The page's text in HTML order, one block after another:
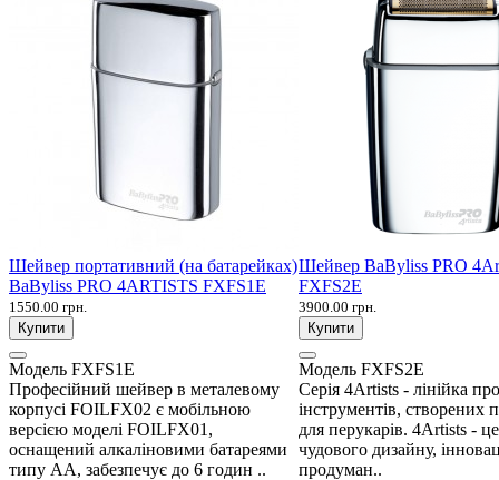
Шейвер портативний (на батарейках)
BaByliss PRO 4ARTISTS FXFS1E
1550.00 грн.
Купити
Модель FXFS1E
Професійний шейвер в металевому
корпусі FOILFX02 є мобільною
версією моделі FOILFX01,
оснащений алкаліновими батареями
типу АА, забезпечує до 6 годин ..
Шейвер BaByliss PRO
FXFS2E
3900.00 грн.
Купити
Модель FXFS2E
Серія 4Artists - лінійка
інструментів, створених
для перукарів. 4Artists -
чудового дизайну,
продуман..